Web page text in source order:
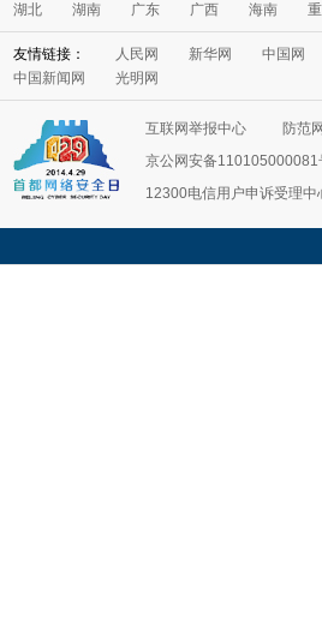
湖北
湖南 广东 广西 海南
友情链接： 人民网 新华网
中国网
中国新闻网
光明网
互联网举报中心
防范
京公网安备110105000081
12300电信用户申诉受理中